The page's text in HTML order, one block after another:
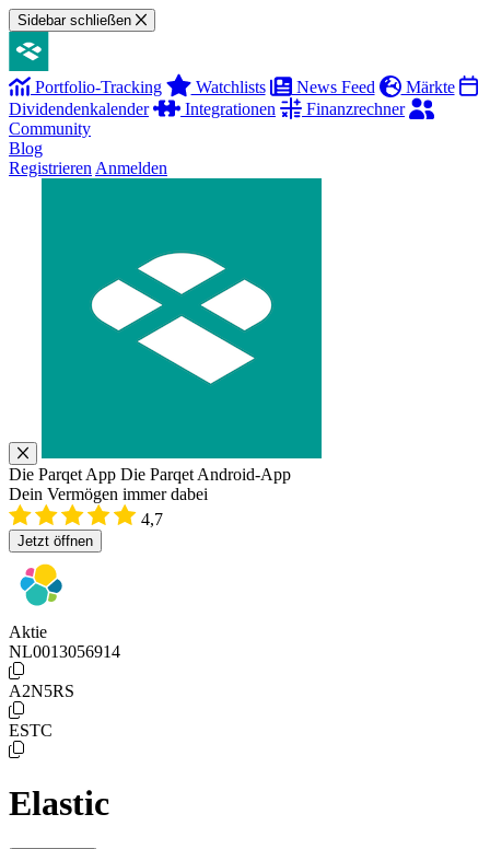
Sidebar schließen
Portfolio-Tracking Watchlists News Feed
Märkte
Dividendenkalender
Integrationen
Finanzrechner
Community
Blog
Registrieren Anmelden
Die Parqet App Die Parqet Android-App
Dein Vermögen immer dabei
4,7
Jetzt öffnen
Aktie
NL0013056914
A2N5RS
ESTC
Elastic